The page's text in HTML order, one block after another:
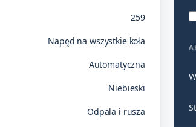
259
Napęd na wszystkie koła
Automatyczna
Niebieski
Odpala i rusza